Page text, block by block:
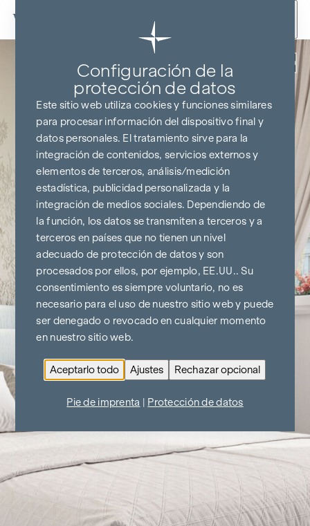
Ir al contenido
Configuración de la
protección de datos
Este sitio web utiliza cookies y funciones similares
para procesar información del dispositivo final y
datos personales. El tratamiento sirve para la
integración de contenidos, servicios externos y
elementos de terceros, análisis/medición
estadística, publicidad personalizada y la
integración de medios sociales. Dependiendo de
la función, los datos se transmiten a terceros y a
terceros en países que no tienen un nivel
adecuado de protección de datos y son
procesados por ellos, por ejemplo, EE.UU.. Su
consentimiento es siempre voluntario, no es
necesario para el uso de nuestro sitio web y puede
ser denegado o revocado en cualquier momento
en nuestro sitio web.
Aceptarlo todo Ajustes Rechazar opcional
Pie de imprenta Protección de datos